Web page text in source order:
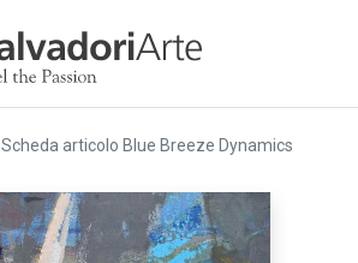
Scheda articolo Blue Breeze Dynamics